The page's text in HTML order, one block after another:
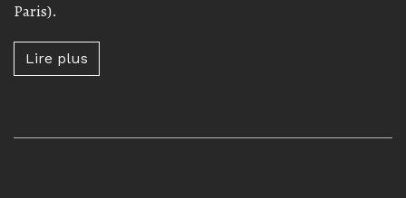
Paris).
Lire plus